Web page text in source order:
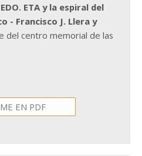
ETA y la espiral del
- Francisco J. Llera y
del centro memorial de las
EN PDF